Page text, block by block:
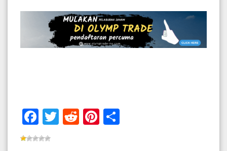
Facebook
Twitter
RedditPinterest